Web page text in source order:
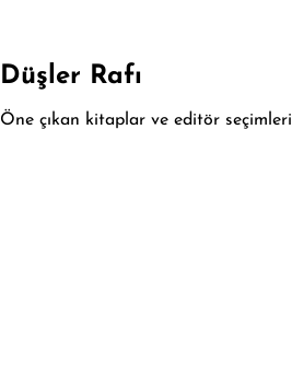
Düşler Rafı
Öne çıkan kitaplar ve editör seçimleri